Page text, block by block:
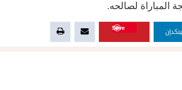
المباراة لصالحه.
Save